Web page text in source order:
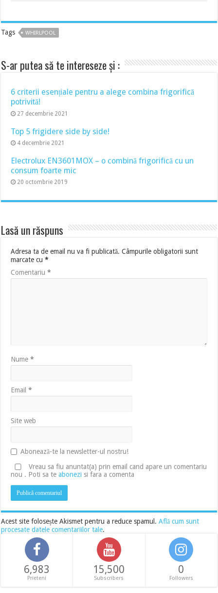
Tags WHIRLPOOL
S-ar putea să te intereseze și :
6 criterii esențiale pentru a alege combina frigorifică
potrivită!
27 decembrie 2021
Top 5 frigidere side by side!
4 decembrie 2021
Electrolux EN3601MOX – o combină frigorifică cu un
consum foarte mic
20 octombrie 2019
Lasă un răspuns
Adresa ta de email nu va fi publicată. Câmpurile obligatorii sunt
marcate cu*
Comentariu*
Nume*
Email*
Site web
Abonează-te la newsletter-ul nostru!
Vreau sa fiu anuntat(a) prin email cand apare un comentariu
nou . Poti sa teabonezi si fara a comenta
Acest site folosește Akismet pentru a reduce spamul.Află cum sunt
procesate datele comentariilor tale.
6,983
Prieteni
15,500
Subscribers
0
Followers